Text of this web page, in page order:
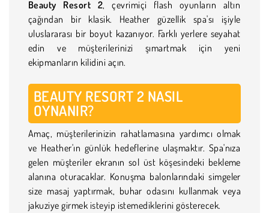
Beauty Resort 2, çevrimiçi flash oyunların altın
çağından bir klasik. Heather güzellik spa'sı işiyle
uluslararası bir boyut kazanıyor. Farklı yerlere seyahat
edin ve müşterilerinizi şımartmak için yeni
ekipmanların kilidini açın.
BEAUTY RESORT 2 NASIL
OYNANIR?
Amaç, müşterilerinizin rahatlamasına yardımcı olmak
ve Heather'ın günlük hedeflerine ulaşmaktır. Spa'nıza
gelen müşteriler ekranın sol üst köşesindeki bekleme
alanına oturacaklar. Konuşma balonlarındaki simgeler
size masaj yaptırmak, buhar odasını kullanmak veya
jakuziye girmek isteyip istemediklerini gösterecek.